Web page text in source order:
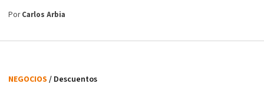
PorCarlos Arbia
NEGOCIOS / Descuentos